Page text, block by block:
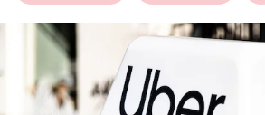
bookmark
search
Suchbegriff
eingeben